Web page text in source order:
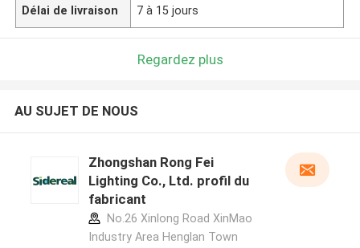
Délai de livraison 7 à 15 jours
Regardez plus
AU SUJET DE NOUS
Zhongshan Rong Fei
Lighting Co., Ltd. profil du
fabricant
No.26 Xinlong Road XinMao
Industry Area Henglan Town